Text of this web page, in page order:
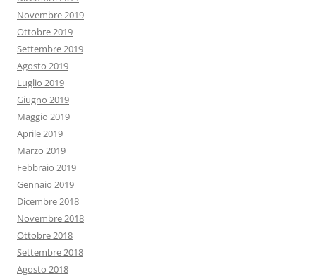
Novembre 2019
Ottobre 2019
Settembre 2019
Agosto 2019
Luglio 2019
Giugno 2019
Maggio 2019
Aprile 2019
Marzo 2019
Febbraio 2019
Gennaio 2019
Dicembre 2018
Novembre 2018
Ottobre 2018
Settembre 2018
Agosto 2018